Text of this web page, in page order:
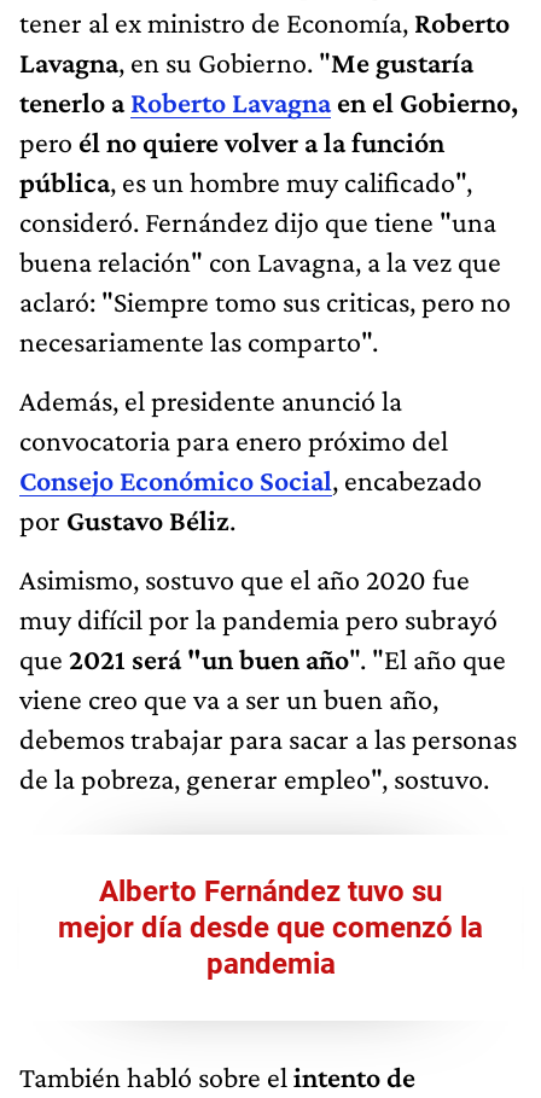
tener al ex ministro de Economía, Roberto
Lavagna, en su Gobierno. "Me gustaría
tenerlo aRoberto Lavagnaen el Gobierno,
pero él no quiere volver a la función
pública, es un hombre muy calificado",
consideró. Fernández dijo que tiene "una
buena relación" con Lavagna, a la vez que
aclaró: "Siempre tomo sus criticas, pero no
necesariamente las comparto".
Además, el presidente anunció la
convocatoria para enero próximo del
Consejo Económico Social, encabezado
por Gustavo Béliz.
Asimismo, sostuvo que el año 2020 fue
muy difícil por la pandemia pero subrayó
que 2021 será "un buen año". "El año que
viene creo que va a ser un buen año,
debemos trabajar para sacar a las personas
de la pobreza, generar empleo", sostuvo.
Alberto Fernández tuvo su
mejor día desde que comenzó la
pandemia
También habló sobre el intento de